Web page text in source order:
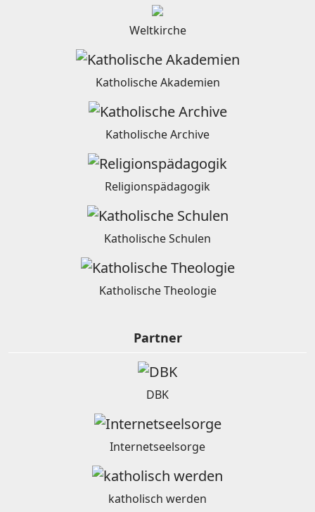
Weltkirche
Katholische Akademien
Katholische Archive
Religionspädagogik
Katholische Schulen
Katholische Theologie
Partner
DBK
Internetseelsorge
katholisch werden